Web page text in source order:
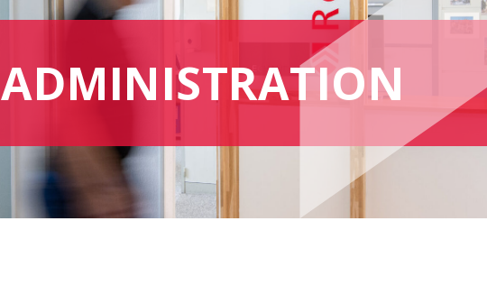
ADMINISTRATION